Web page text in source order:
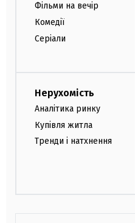
Фільми на вечір
Комедії
Серіали
Нерухомість
Аналітика ринку
Купівля житла
Тренди і натхнення